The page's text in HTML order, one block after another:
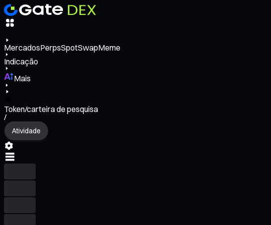
MercadosPerpsSpotSwapMeme
Indicação
Mais
Token/carteira de pesquisa
/
Atividade